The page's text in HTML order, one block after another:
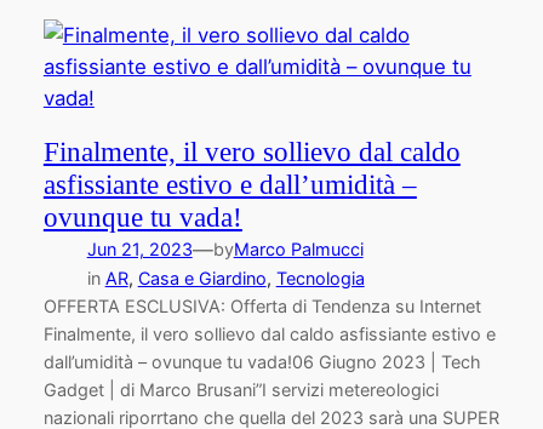
Finalmente, il vero sollievo dal caldo
asfissiante estivo e dall’umidità –
ovunque tu vada!
Jun 21, 2023—byMarco Palmucci
in AR, Casa e Giardino, Tecnologia
OFFERTA ESCLUSIVA: Offerta di Tendenza su Internet
Finalmente, il vero sollievo dal caldo asfissiante estivo e
dall’umidità – ovunque tu vada!06 Giugno 2023 | Tech
Gadget | di Marco Brusani”I servizi metereologici
nazionali riporrtano che quella del 2023 sarà una SUPER